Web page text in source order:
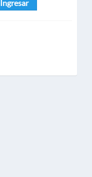
Ingresar